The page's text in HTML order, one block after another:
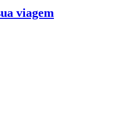
viagem